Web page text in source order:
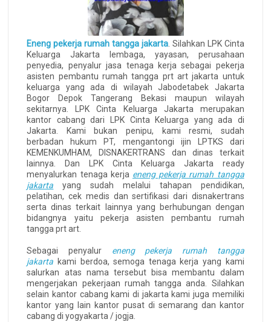
Eneng pekerja rumah tangga jakarta. Silahkan LPK Cinta
Keluarga Jakarta lembaga, yayasan, perusahaan
penyedia, penyalur jasa tenaga kerja sebagai pekerja
asisten pembantu rumah tangga prt art jakarta untuk
keluarga yang ada di wilayah Jabodetabek Jakarta
Bogor Depok Tangerang Bekasi maupun wilayah
sekitarnya. LPK Cinta Keluarga Jakarta merupakan
kantor cabang dari LPK Cinta Keluarga yang ada di
Jakarta. Kami bukan penipu, kami resmi, sudah
berbadan hukum PT, mengantongi ijin LPTKS dari
KEMENKUMHAM, DISNAKERTRANS dan dinas terkait
lainnya. Dan LPK Cinta Keluarga Jakarta ready
menyalurkan tenaga kerja eneng pekerja rumah tangga
jakarta yang sudah melalui tahapan pendidikan,
pelatihan, cek medis dan sertifikasi dari disnakertrans
serta dinas terkait lainnya yang berhubungan dengan
bidangnya yaitu pekerja asisten pembantu rumah
tangga prt art.
Sebagai penyalur eneng pekerja rumah tangga
jakarta kami berdoa, semoga tenaga kerja yang kami
salurkan atas nama tersebut bisa membantu dalam
mengerjakan pekerjaan rumah tangga anda. Silahkan
selain kantor cabang kami di jakarta kami juga memiliki
kantor yang lain kantor pusat di semarang dan kantor
cabang di yogyakarta / jogja.